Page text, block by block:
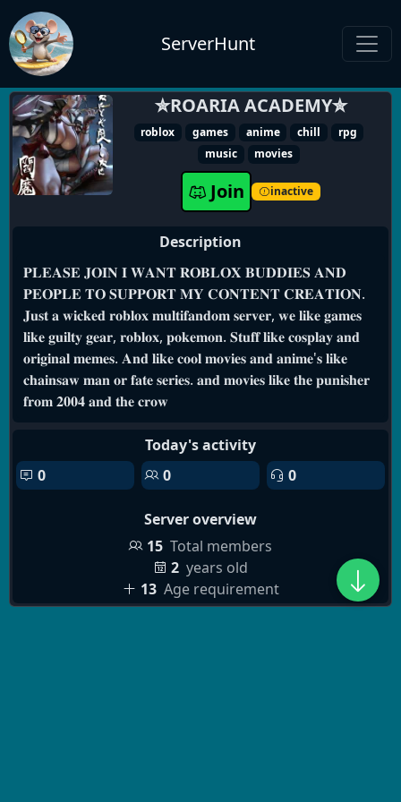
ServerHunt
✮ROARIA ACADEMY✮
roblox games anime chill
rpg
music
movies
Join inactive
Description
𝐏𝐋𝐄𝐀𝐒𝐄 𝐉𝐎𝐈𝐍 𝐈 𝐖𝐀𝐍𝐓 𝐑𝐎𝐁𝐋𝐎𝐗 𝐁𝐔𝐃𝐃𝐈𝐄𝐒 𝐀𝐍𝐃
𝐏𝐄𝐎𝐏𝐋𝐄 𝐓𝐎 𝐒𝐔𝐏𝐏𝐎𝐑𝐓 𝐌𝐘 𝐂𝐎𝐍𝐓𝐄𝐍𝐓 𝐂𝐑𝐄𝐀𝐓𝐈𝐎𝐍.
𝐉𝐮𝐬𝐭 𝐚 𝐰𝐢𝐜𝐤𝐞𝐝 𝐫𝐨𝐛𝐥𝐨𝐱 𝐦𝐮𝐥𝐭𝐢𝐟𝐚𝐧𝐝𝐨𝐦 𝐬𝐞𝐫𝐯𝐞𝐫, 𝐰𝐞 𝐥𝐢𝐤𝐞 𝐠𝐚𝐦𝐞𝐬
𝐥𝐢𝐤𝐞 𝐠𝐮𝐢𝐥𝐭𝐲 𝐠𝐞𝐚𝐫, 𝐫𝐨𝐛𝐥𝐨𝐱, 𝐩𝐨𝐤𝐞𝐦𝐨𝐧. 𝐒𝐭𝐮𝐟𝐟 𝐥𝐢𝐤𝐞 𝐜𝐨𝐬𝐩𝐥𝐚𝐲 𝐚𝐧𝐝
𝐨𝐫𝐢𝐠𝐢𝐧𝐚𝐥 𝐦𝐞𝐦𝐞𝐬. 𝐀𝐧𝐝 𝐥𝐢𝐤𝐞 𝐜𝐨𝐨𝐥 𝐦𝐨𝐯𝐢𝐞𝐬 𝐚𝐧𝐝 𝐚𝐧𝐢𝐦𝐞'𝐬 𝐥𝐢𝐤𝐞
𝐜𝐡𝐚𝐢𝐧𝐬𝐚𝐰 𝐦𝐚𝐧 𝐨𝐫 𝐟𝐚𝐭𝐞 𝐬𝐞𝐫𝐢𝐞𝐬. 𝐚𝐧𝐝 𝐦𝐨𝐯𝐢𝐞𝐬 𝐥𝐢𝐤𝐞 𝐭𝐡𝐞 𝐩𝐮𝐧𝐢𝐬𝐡𝐞𝐫
𝐟𝐫𝐨𝐦 𝟐𝟎𝟎𝟒 𝐚𝐧𝐝 𝐭𝐡𝐞 𝐜𝐫𝐨𝐰
Today's activity
0
0 0
Server overview
15 Total members
2 years old
13 Age requirement